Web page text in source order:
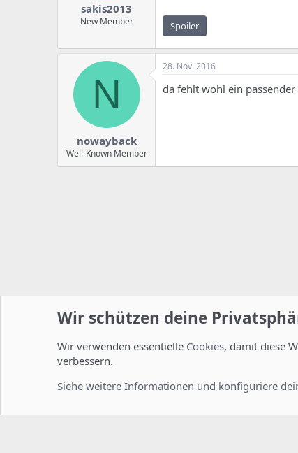
sakis2013
New Member Spoiler
N
nowayback
Well-Known Member
28. Nov. 2016
da fehlt wohl ein
Startseite Foren ISPConfig Installation und
Wir schützen deine
Wir verwenden essentielle Cookies, damit diese
verbessern.
Siehe weitere Informationen und konfiguriere